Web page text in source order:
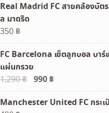
Real Madrid FC สายคล้องบัต
ล มาดริด
350 ฿
FC Barcelona เซ็ตลูกบอล บาร์
แผ่นกรวย
1,290฿
Original
price
was:
990 ฿Current
price
is:
Manchester United FC กระเ